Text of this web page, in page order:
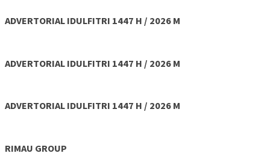
ADVERTORIAL IDULFITRI 1447 H / 2026 M
ADVERTORIAL IDULFITRI 1447 H / 2026 M
ADVERTORIAL IDULFITRI 1447 H / 2026 M
RIMAU GROUP